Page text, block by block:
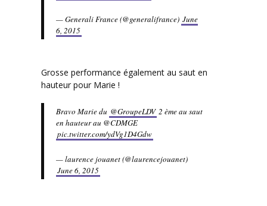
— Generali France (@generalifrance) June
6, 2015
Grosse performance également au saut en
hauteur pour Marie !
Bravo Marie du @GroupeLDV 2 ème au saut
en hauteur au @CDMGE
pic.twitter.com/ydVg1D4Gdw
— laurence jouanet (@laurencejouanet)
June 6, 2015